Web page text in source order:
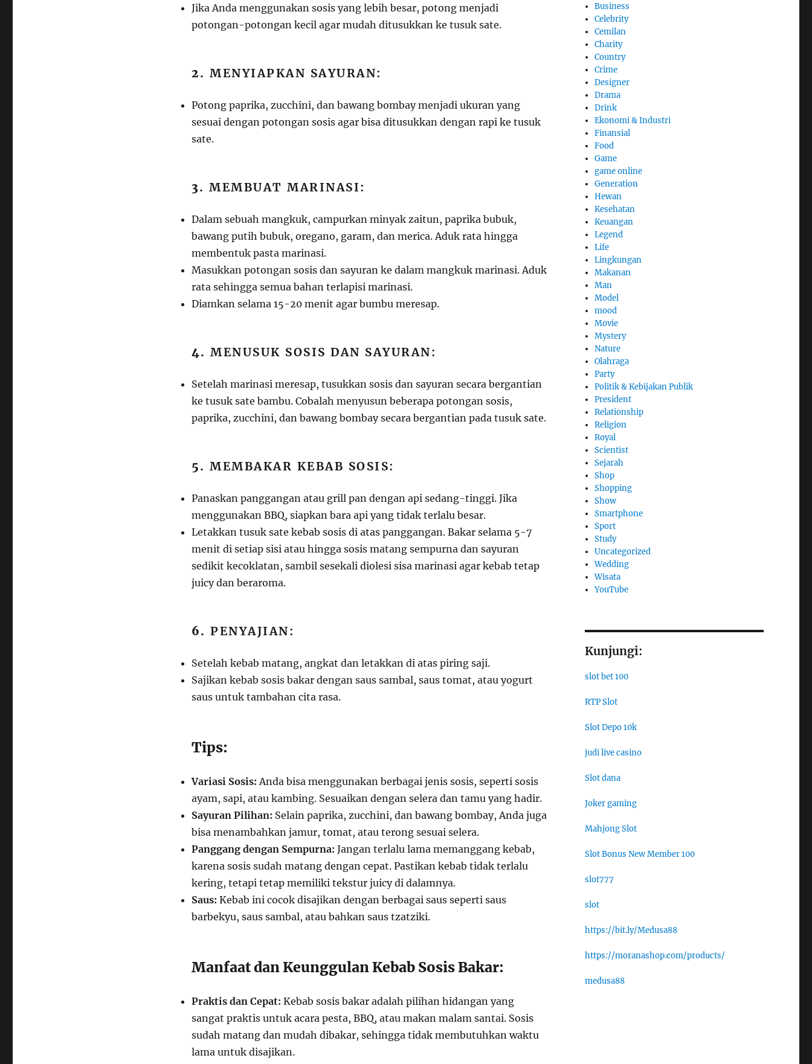
Jika Anda menggunakan sosis yang lebih besar, potong menjadi
potongan-potongan kecil agar mudah ditusukkan ke tusuk sate.
2.MENYIAPKAN SAYURAN:
Potong paprika, zucchini, dan bawang bombay menjadi ukuran yang
sesuai dengan potongan sosis agar bisa ditusukkan dengan rapi ke tusuk
sate.
3.MEMBUAT MARINASI:
Dalam sebuah mangkuk, campurkan minyak zaitun, paprika bubuk,
bawang putih bubuk, oregano, garam, dan merica. Aduk rata hingga
membentuk pasta marinasi.
Masukkan potongan sosis dan sayuran ke dalam mangkuk marinasi. Aduk
rata sehingga semua bahan terlapisi marinasi.
Diamkan selama 15-20 menit agar bumbu meresap.
4.MENUSUK SOSIS DAN SAYURAN:
Setelah marinasi meresap, tusukkan sosis dan sayuran secara bergantian
ke tusuk sate bambu. Cobalah menyusun beberapa potongan sosis,
paprika, zucchini, dan bawang bombay secara bergantian pada tusuk sate.
5.MEMBAKAR KEBAB SOSIS:
Panaskan panggangan atau grill pan dengan api sedang-tinggi. Jika
menggunakan BBQ, siapkan bara api yang tidak terlalu besar.
Letakkan tusuk sate kebab sosis di atas panggangan. Bakar selama 5-7
menit di setiap sisi atau hingga sosis matang sempurna dan sayuran
sedikit kecoklatan, sambil sesekali diolesi sisa marinasi agar kebab tetap
juicy dan beraroma.
6.PENYAJIAN:
Setelah kebab matang, angkat dan letakkan di atas piring saji.
Sajikan kebab sosis bakar dengan saus sambal, saus tomat, atau yogurt
saus untuk tambahan cita rasa.
Tips:
Variasi Sosis: Anda bisa menggunakan berbagai jenis sosis, seperti sosis
ayam, sapi, atau kambing. Sesuaikan dengan selera dan tamu yang hadir.
Sayuran Pilihan: Selain paprika, zucchini, dan bawang bombay, Anda juga
bisa menambahkan jamur, tomat, atau terong sesuai selera.
Panggang dengan Sempurna: Jangan terlalu lama memanggang kebab,
karena sosis sudah matang dengan cepat. Pastikan kebab tidak terlalu
kering, tetapi tetap memiliki tekstur juicy di dalamnya.
Saus: Kebab ini cocok disajikan dengan berbagai saus seperti saus
barbekyu, saus sambal, atau bahkan saus tzatziki.
Manfaat dan Keunggulan Kebab Sosis Bakar:
Praktis dan Cepat: Kebab sosis bakar adalah pilihan hidangan yang
sangat praktis untuk acara pesta, BBQ, atau makan malam santai. Sosis
sudah matang dan mudah dibakar, sehingga tidak membutuhkan waktu
lama untuk disajikan.
Business
Celebrity
Cemilan
Charity
Country
Crime
Designer
Drama
Drink
Ekonomi & Industri
Finansial
Food
Game
game online
Generation
Hewan
Kesehatan
Keuangan
Legend
Life
Lingkungan
Makanan
Man
Model
mood
Movie
Mystery
Nature
Olahraga
Party
Politik & Kebijakan Publik
President
Relationship
Religion
Royal
Scientist
Sejarah
Shop
Shopping
Show
Smartphone
Sport
Study
Uncategorized
Wedding
Wisata
YouTube
Kunjungi:
slot bet 100
RTP Slot
Slot Depo 10k
judi live casino
Slot dana
Joker gaming
Mahjong Slot
Slot Bonus New Member 100
slot777
slot
https://bit.ly/Medusa88
https://moranashop.com/products/
medusa88